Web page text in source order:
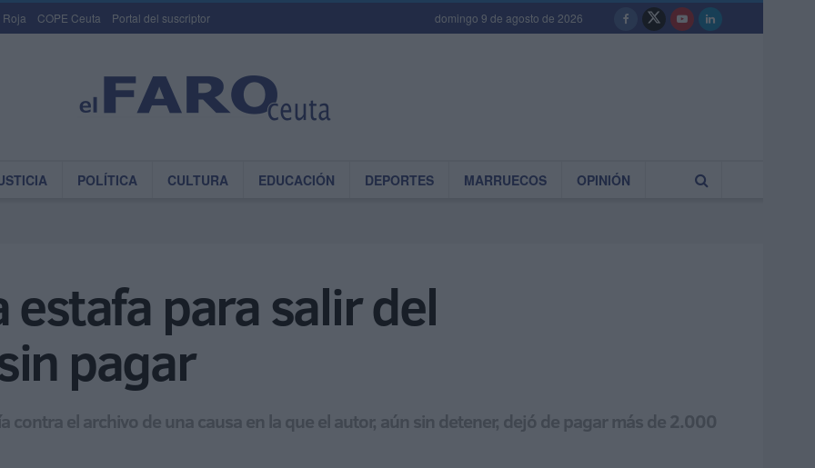
Roja COPE Ceuta Portal del suscriptor domingo 9 de agosto de 2026
POLÍTICA CULTURA EDUCACIÓN DEPORTES MARRUECOS OPINIÓN
para salir del
pagar
contra el archivo de una causa en la que el autor, aún sin detener, dejó de pagar más de 2.000